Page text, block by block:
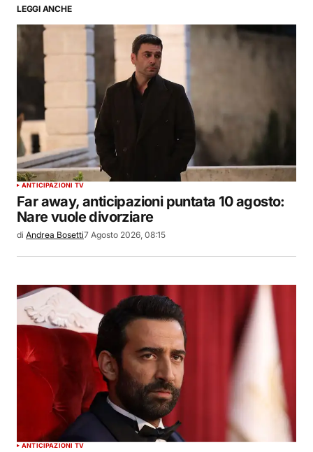
LEGGI ANCHE
ANTICIPAZIONI TV
Far away, anticipazioni puntata 10 agosto:
Nare vuole divorziare
di Andrea Bosetti7 Agosto 2026, 08:15
ANTICIPAZIONI TV